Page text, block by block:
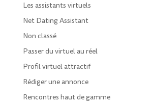
Les assistants virtuels
Net Dating Assistant
Non classé
Passer du virtuel au réel
Profil virtuel attractif
Rédiger une annonce
Rencontres haut de gamme